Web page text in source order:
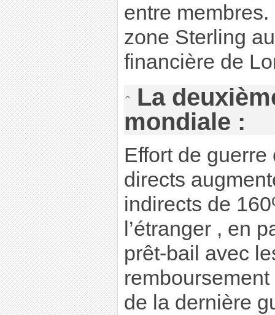
entre membres.
zone Sterling
financière de
La
mondiale :
Effort de
directs
indirects de
l’étranger , en
prêt-bail avec
de la dernière